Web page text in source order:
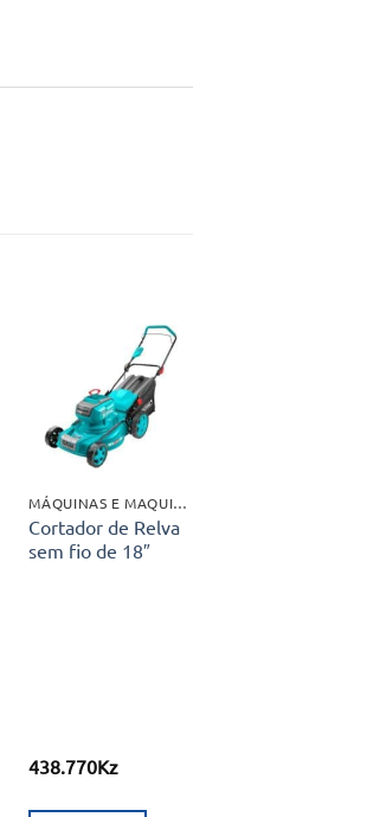
Adicionar
aos meus
desejos
MÁQUINAS E MAQUINÁRIO INDUSTRIAL
Cortador de Relva
sem fio de 18″
438.770Kz